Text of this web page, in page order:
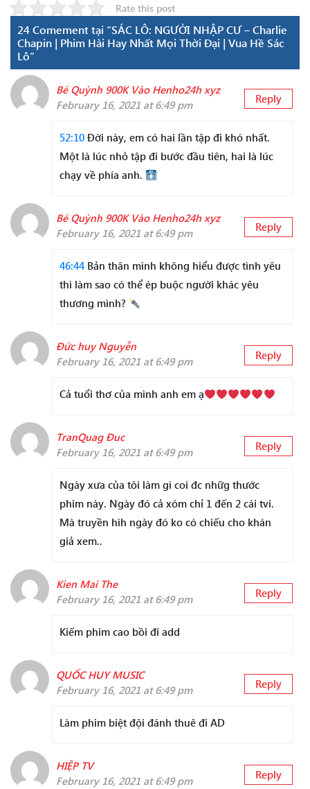
Rate this post
24 Comement tại “SÁC LÔ: NGƯỜI NHẬP CƯ – Charlie
Chapin | Phim Hài Hay Nhất Mọi Thời Đại | Vua Hề Sác
Lô”
Bé Quỳnh 900K Vào Henho24h xyz
February 16, 2021 at 6:49 pm
Reply
52:10 Đời này, em có hai lần tập đi khó nhất.
Một là lúc nhỏ tập đi bước đầu tiên, hai là lúc
chạy về phía anh.
Bé Quỳnh 900K Vào Henho24h xyz
February 16, 2021 at 6:49 pm
Reply
46:44 Bản thân mình không hiểu được tình yêu
thì làm sao có thể ép buộc người khác yêu
thương mình?
Đức huy Nguyễn
February 16, 2021 at 6:49 pm
Reply
Cả tuổi thơ của mình anh em ạ
TranQuag Đuc
February 16, 2021 at 6:49 pm
Reply
Ngày xưa của tôi làm gì coi đc nhữg thước
phim này. Ngày đó cả xóm chỉ 1 đến 2 cái tvi.
Mà truyền hìh ngày đó ko có chiếu cho khán
giả xem..
Kien Mai The
February 16, 2021 at 6:49 pm
Reply
Kiếm phim cao bồi đi add
QUỐC HUY MUSIC
February 16, 2021 at 6:49 pm
Reply
Làm phim biệt đội đánh thuê đi AD
HIỆP TV
February 16, 2021 at 6:49 pm
Reply